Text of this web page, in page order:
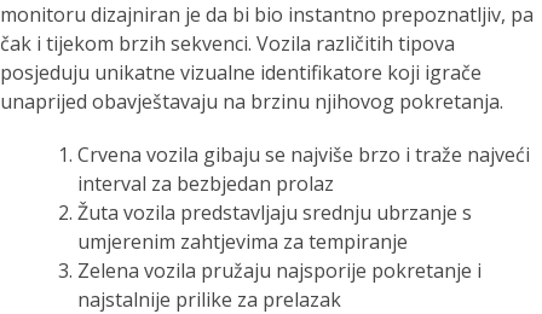
monitoru dizajniran je da bi bio instantno prepoznatljiv, pa
čak i tijekom brzih sekvenci. Vozila različitih tipova
posjeduju unikatne vizualne identifikatore koji igrače
unaprijed obavještavaju na brzinu njihovog pokretanja.
Crvena vozila gibaju se najviše brzo i traže najveći
interval za bezbjedan prolaz
Žuta vozila predstavljaju srednju ubrzanje s
umjerenim zahtjevima za tempiranje
Zelena vozila pružaju najsporije pokretanje i
najstalnije prilike za prelazak